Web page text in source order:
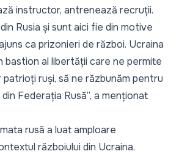
instructor, antrenează recruții.
Rusia și sunt aici fie din motive
ca prizonieri de război. Ucraina
bastion al libertății care ne permite
ruși, să ne răzbunăm pentru
Federația Rusă”, a menționat
rusă a luat amploare
războiului din Ucraina.